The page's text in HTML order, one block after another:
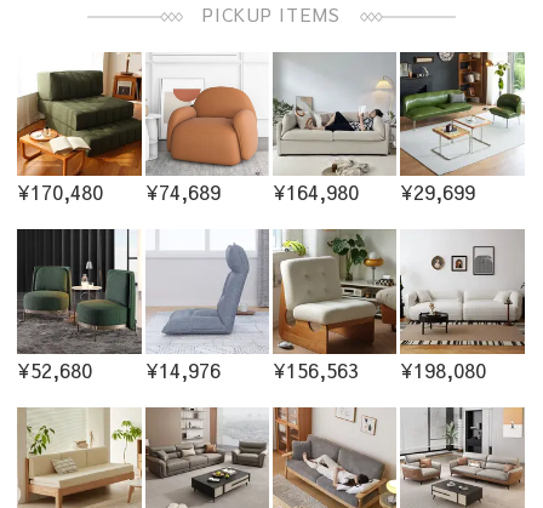
PICKUP ITEMS
¥170,480 ¥74,689 ¥164,980 ¥29,699
¥52,680 ¥14,976 ¥156,563 ¥198,080